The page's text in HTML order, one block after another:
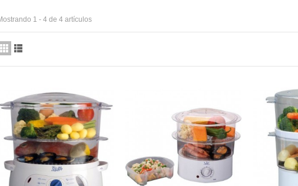
JARRA CATA BT1200
JUNTA INFERIOR PUERTA 1491281
COJINETE RODAMIENTOS FAGOR-
BRANDT
1 - 4 de 4 artículos